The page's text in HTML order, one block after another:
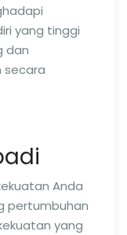
yang tinggi
dan
secara
Anda
pertumbuhan
yang